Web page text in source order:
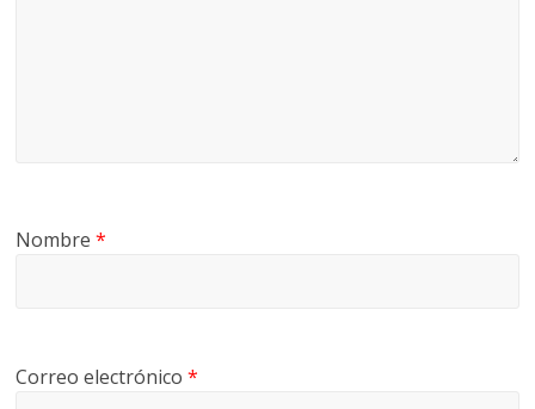
Nombre*
Correo electrónico*